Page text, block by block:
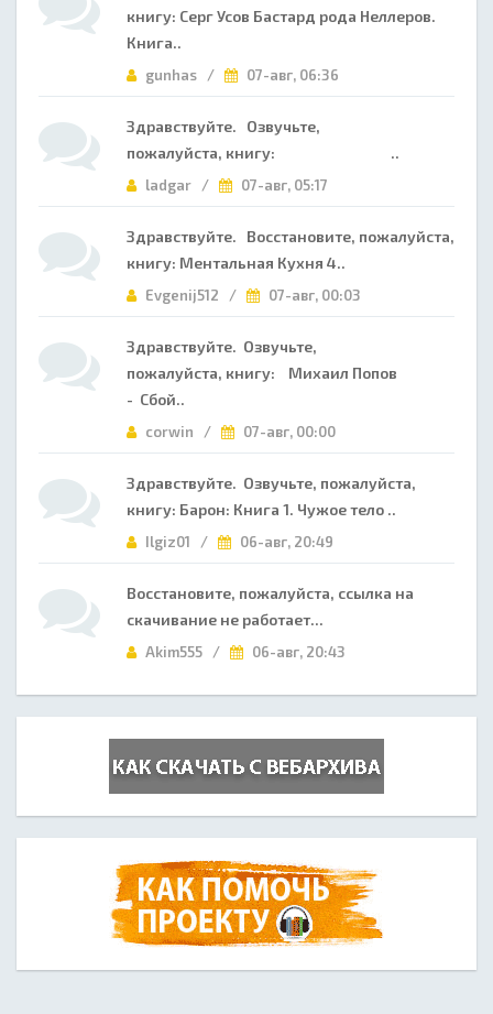
книгу: Серг Усов Бастард рода Неллеров.
Книга..
gunhas / 07-авг, 06:36
Здравствуйте. Озвучьте,
пожалуйста, книгу: ..
ladgar / 07-авг, 05:17
Здравствуйте. Восстановите, пожалуйста,
книгу: Ментальная Кухня 4..
Evgenij512 / 07-авг, 00:03
Здравствуйте. Озвучьте,
пожалуйста, книгу: Михаил Попов
- Сбой..
corwin / 07-авг, 00:00
Здравствуйте. Озвучьте, пожалуйста,
книгу: Барон: Книга 1. Чужое тело ..
Ilgiz01 / 06-авг, 20:49
Восстановите, пожалуйста, ссылка на
скачивание не работает...
Akim555 / 06-авг, 20:43